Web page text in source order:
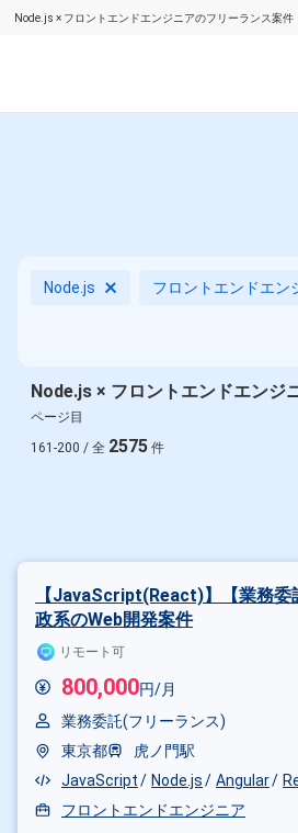
Node.js × フロントエンドエンジニアのフリーランス案件
Node.js フロントエンドエン
Node.js × フロントエンドエンジ
ページ目
161-200 / 全 2575 件
【JavaScript(React)】【業務委
政系のWeb開発案件
リモート可
800,000円/月
業務委託(フリーランス)
東京都
虎ノ門駅
JavaScript
Node.js Angular
フロントエンドエンジニア